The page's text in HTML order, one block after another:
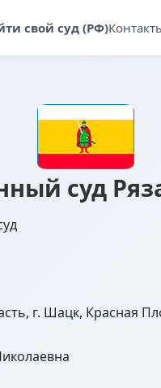
свой суд (РФ)
суд
г. Шацк, Красная